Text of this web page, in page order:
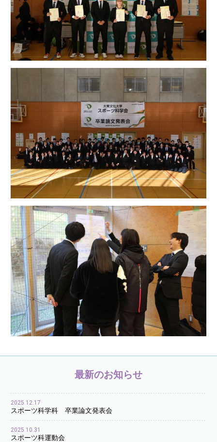
最新のお知らせ
2025.12.17
スポーツ科学科 卒業論文発表会
2025.10.31
スポーツ科運動会